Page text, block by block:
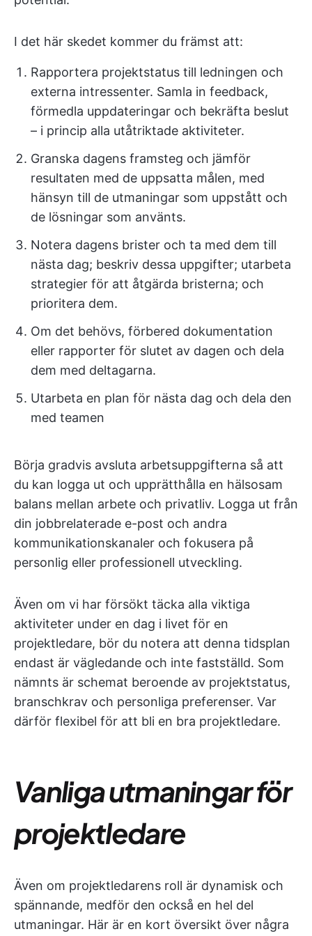
I det här skedet kommer du främst att:
Rapportera projektstatus till ledningen och
externa intressenter. Samla in feedback,
förmedla uppdateringar och bekräfta beslut
– i princip alla utåtriktade aktiviteter.
Granska dagens framsteg och jämför
resultaten med de uppsatta målen, med
hänsyn till de utmaningar som uppstått och
de lösningar som använts.
Notera dagens brister och ta med dem till
nästa dag; beskriv dessa uppgifter; utarbeta
strategier för att åtgärda bristerna; och
prioritera dem.
Om det behövs, förbered dokumentation
eller rapporter för slutet av dagen och dela
dem med deltagarna.
Utarbeta en plan för nästa dag och dela den
med teamen
Börja gradvis avsluta arbetsuppgifterna så att
du kan logga ut och upprätthålla en hälsosam
balans mellan arbete och privatliv. Logga ut från
din jobbrelaterade e-post och andra
kommunikationskanaler och fokusera på
personlig eller professionell utveckling.
Även om vi har försökt täcka alla viktiga
aktiviteter under en dag i livet för en
projektledare, bör du notera att denna tidsplan
endast är vägledande och inte fastställd. Som
nämnts är schemat beroende av projektstatus,
branschkrav och personliga preferenser. Var
därför flexibel för att bli en bra projektledare.
Vanliga utmaningar för
projektledare
Även om projektledarens roll är dynamisk och
spännande, medför den också en hel del
utmaningar. Här är en kort översikt över några